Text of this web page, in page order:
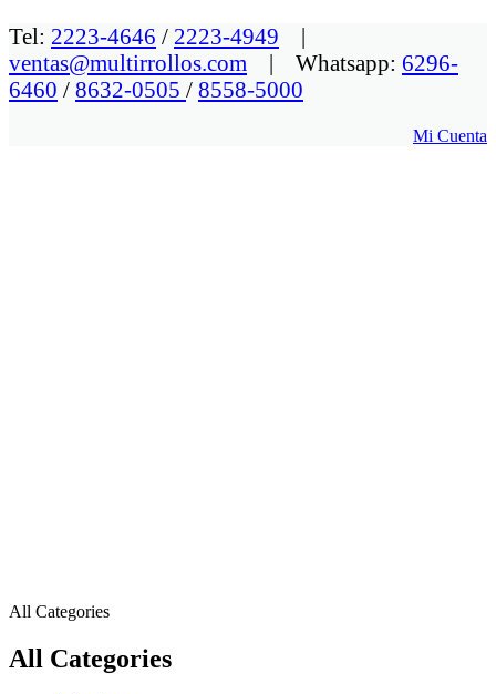
Tel: 2223-4646 / 2223-4949 |
ventas@multirrollos.com | Whatsapp: 6296-
6460 / 8632-0505 / 8558-5000
Mi Cuenta
All Categories
All Categories